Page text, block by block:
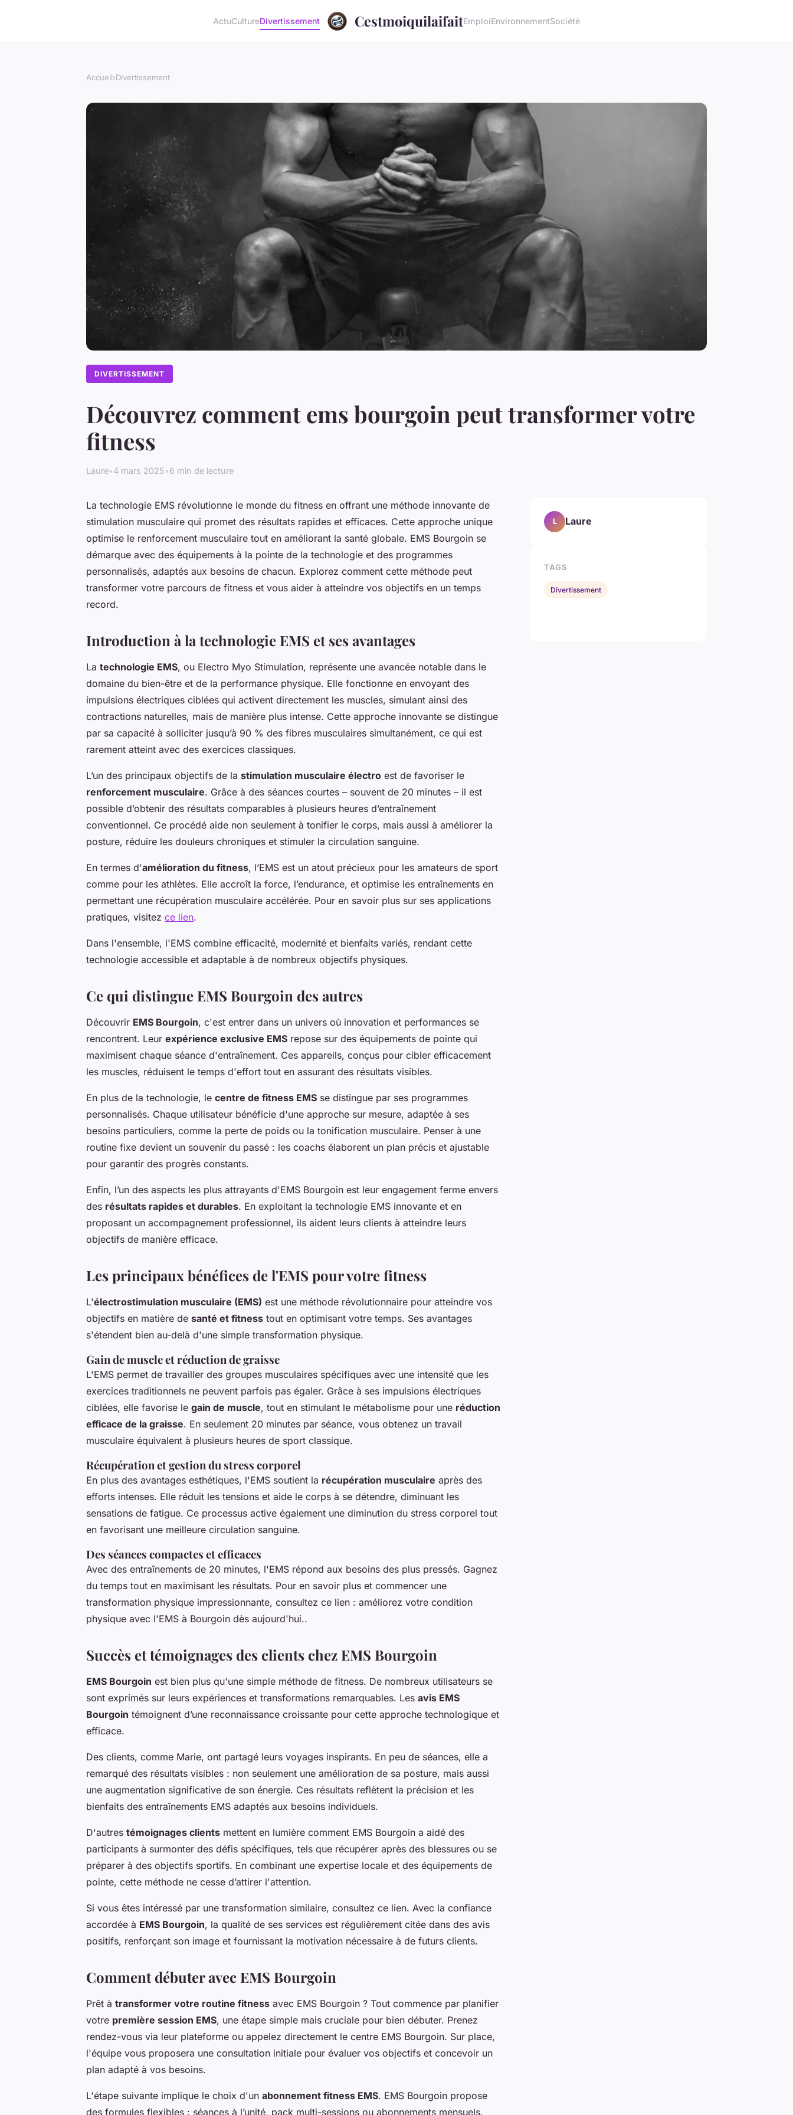
ActuCultureDivertissement CestmoiquilaifaitEmploiEnvironnementSociété
Accueil›Divertissement
DIVERTISSEMENT
Découvrez comment ems bourgoin peut transformer votre
fitness
Laure•4 mars 2025•6 min de lecture
La technologie EMS révolutionne le monde du fitness en offrant une méthode innovante de
stimulation musculaire qui promet des résultats rapides et efficaces. Cette approche unique
optimise le renforcement musculaire tout en améliorant la santé globale. EMS Bourgoin se
démarque avec des équipements à la pointe de la technologie et des programmes
personnalisés, adaptés aux besoins de chacun. Explorez comment cette méthode peut
transformer votre parcours de fitness et vous aider à atteindre vos objectifs en un temps
record.
Introduction à la technologie EMS et ses avantages
La technologie EMS, ou Electro Myo Stimulation, représente une avancée notable dans le
domaine du bien-être et de la performance physique. Elle fonctionne en envoyant des
impulsions électriques ciblées qui activent directement les muscles, simulant ainsi des
contractions naturelles, mais de manière plus intense. Cette approche innovante se distingue
par sa capacité à solliciter jusqu’à 90 % des fibres musculaires simultanément, ce qui est
rarement atteint avec des exercices classiques.
L’un des principaux objectifs de la stimulation musculaire électro est de favoriser le
renforcement musculaire. Grâce à des séances courtes – souvent de 20 minutes – il est
possible d’obtenir des résultats comparables à plusieurs heures d’entraînement
conventionnel. Ce procédé aide non seulement à tonifier le corps, mais aussi à améliorer la
posture, réduire les douleurs chroniques et stimuler la circulation sanguine.
En termes d'amélioration du fitness, l’EMS est un atout précieux pour les amateurs de sport
comme pour les athlètes. Elle accroît la force, l’endurance, et optimise les entraînements en
permettant une récupération musculaire accélérée. Pour en savoir plus sur ses applications
pratiques, visitez ce lien.
Dans l'ensemble, l'EMS combine efficacité, modernité et bienfaits variés, rendant cette
technologie accessible et adaptable à de nombreux objectifs physiques.
Ce qui distingue EMS Bourgoin des autres
Découvrir EMS Bourgoin, c'est entrer dans un univers où innovation et performances se
rencontrent. Leur expérience exclusive EMS repose sur des équipements de pointe qui
maximisent chaque séance d'entraînement. Ces appareils, conçus pour cibler efficacement
les muscles, réduisent le temps d'effort tout en assurant des résultats visibles.
En plus de la technologie, le centre de fitness EMS se distingue par ses programmes
personnalisés. Chaque utilisateur bénéficie d'une approche sur mesure, adaptée à ses
besoins particuliers, comme la perte de poids ou la tonification musculaire. Penser à une
routine fixe devient un souvenir du passé : les coachs élaborent un plan précis et ajustable
pour garantir des progrès constants.
Enfin, l’un des aspects les plus attrayants d'EMS Bourgoin est leur engagement ferme envers
des résultats rapides et durables. En exploitant la technologie EMS innovante et en
proposant un accompagnement professionnel, ils aident leurs clients à atteindre leurs
objectifs de manière efficace.
Les principaux bénéfices de l'EMS pour votre fitness
L'électrostimulation musculaire (EMS) est une méthode révolutionnaire pour atteindre vos
objectifs en matière de santé et fitness tout en optimisant votre temps. Ses avantages
s'étendent bien au-delà d'une simple transformation physique.
Gain de muscle et réduction de graisse
L'EMS permet de travailler des groupes musculaires spécifiques avec une intensité que les
exercices traditionnels ne peuvent parfois pas égaler. Grâce à ses impulsions électriques
ciblées, elle favorise le gain de muscle, tout en stimulant le métabolisme pour une réduction
efficace de la graisse. En seulement 20 minutes par séance, vous obtenez un travail
musculaire équivalent à plusieurs heures de sport classique.
Récupération et gestion du stress corporel
En plus des avantages esthétiques, l'EMS soutient la récupération musculaire après des
efforts intenses. Elle réduit les tensions et aide le corps à se détendre, diminuant les
sensations de fatigue. Ce processus active également une diminution du stress corporel tout
en favorisant une meilleure circulation sanguine.
Des séances compactes et efficaces
Avec des entraînements de 20 minutes, l'EMS répond aux besoins des plus pressés. Gagnez
du temps tout en maximisant les résultats. Pour en savoir plus et commencer une
transformation physique impressionnante, consultez ce lien : améliorez votre condition
physique avec l'EMS à Bourgoin dès aujourd'hui..
Succès et témoignages des clients chez EMS Bourgoin
EMS Bourgoin est bien plus qu'une simple méthode de fitness. De nombreux utilisateurs se
sont exprimés sur leurs expériences et transformations remarquables. Les avis EMS
Bourgoin témoignent d’une reconnaissance croissante pour cette approche technologique et
efficace.
Des clients, comme Marie, ont partagé leurs voyages inspirants. En peu de séances, elle a
remarqué des résultats visibles : non seulement une amélioration de sa posture, mais aussi
une augmentation significative de son énergie. Ces résultats reflètent la précision et les
bienfaits des entraînements EMS adaptés aux besoins individuels.
D'autres témoignages clients mettent en lumière comment EMS Bourgoin a aidé des
participants à surmonter des défis spécifiques, tels que récupérer après des blessures ou se
préparer à des objectifs sportifs. En combinant une expertise locale et des équipements de
pointe, cette méthode ne cesse d’attirer l'attention.
Si vous êtes intéressé par une transformation similaire, consultez ce lien. Avec la confiance
accordée à EMS Bourgoin, la qualité de ses services est régulièrement citée dans des avis
positifs, renforçant son image et fournissant la motivation nécessaire à de futurs clients.
Comment débuter avec EMS Bourgoin
Prêt à transformer votre routine fitness avec EMS Bourgoin ? Tout commence par planifier
votre première session EMS, une étape simple mais cruciale pour bien débuter. Prenez
rendez-vous via leur plateforme ou appelez directement le centre EMS Bourgoin. Sur place,
l'équipe vous proposera une consultation initiale pour évaluer vos objectifs et concevoir un
plan adapté à vos besoins.
L'étape suivante implique le choix d'un abonnement fitness EMS. EMS Bourgoin propose
des formules flexibles : séances à l’unité, pack multi-sessions ou abonnements mensuels.
L Laure
TAGS
Divertissement